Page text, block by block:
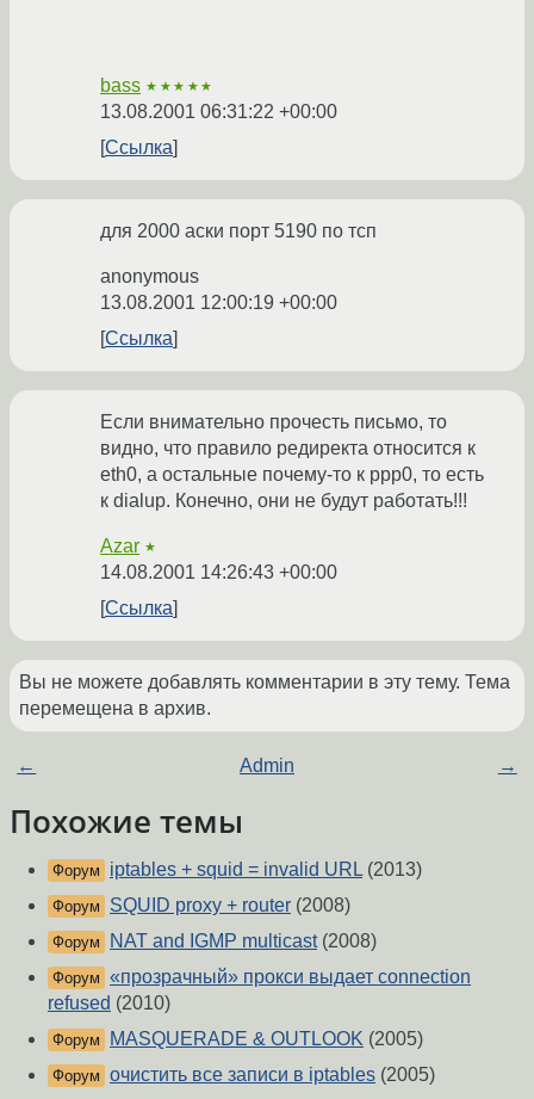
bass ★★★★★
13.08.2001 06:31:22 +00:00
Ссылка
для 2000 аски порт 5190 по тсп
anonymous
13.08.2001 12:00:19 +00:00
Ссылка
Если внимательно прочесть письмо, то
видно, что правило редиректа относится к
eth0, а остальные почему-то к ppp0, то есть
к dialup. Конечно, они не будут работать!!!
Azar ★
14.08.2001 14:26:43 +00:00
Ссылка
Вы не можете добавлять комментарии в эту тему. Тема
перемещена в архив.
← Admin →
Похожие темы
Форум iptables + squid = invalid URL (2013)
Форум SQUID proxy + router (2008)
Форум NAT and IGMP multicast(2008)
Форум «прозрачный» прокси выдает connection
refused (2010)
Форум MASQUERADE & OUTLOOK (2005)
Форум очистить все записи в iptables (2005)